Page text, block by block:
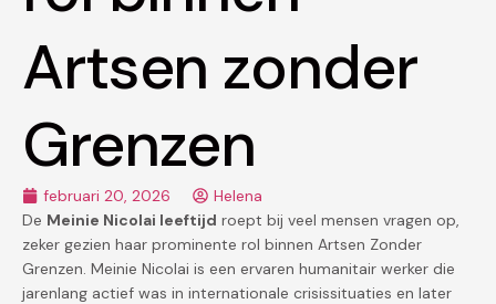
Artsen zonder
Grenzen
februari 20, 2026
Helena
De Meinie Nicolai leeftijd roept bij veel mensen vragen op,
zeker gezien haar prominente rol binnen Artsen Zonder
Grenzen. Meinie Nicolai is een ervaren humanitair werker die
jarenlang actief was in internationale crisissituaties en later